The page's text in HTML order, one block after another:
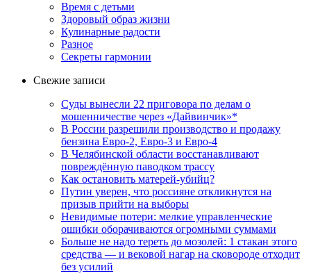
Время с детьми
Здоровый образ жизни
Кулинарные радости
Разное
Секреты гармонии
Свежие записи
Суды вынесли 22 приговора по делам о
мошенничестве через «Дайвинчик»*
В России разрешили производство и продажу
бензина Евро-2, Евро-3 и Евро-4
В Челябинской области восстанавливают
повреждённую паводком трассу
Как остановить матерей-убийц?
Путин уверен, что россияне откликнутся на
призыв прийти на выборы
Невидимые потери: мелкие управленческие
ошибки оборачиваются огромными суммами
Больше не надо тереть до мозолей: 1 стакан этого
средства — и вековой нагар на сковороде отходит
без усилий